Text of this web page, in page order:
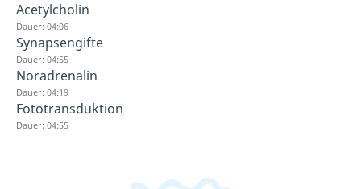
Acetylcholin
Dauer: 04:06
Synapsengifte
Dauer: 04:55
Noradrenalin
Dauer: 04:19
Fototransduktion
Dauer: 04:55